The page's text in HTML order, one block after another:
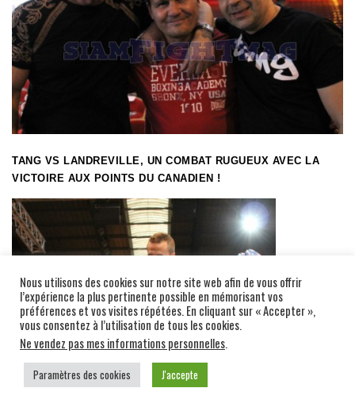
TANG VS LANDREVILLE, UN COMBAT RUGUEUX AVEC LA
VICTOIRE AUX POINTS DU CANADIEN !
Nous utilisons des cookies sur notre site web afin de vous offrir
l’expérience la plus pertinente possible en mémorisant vos
préférences et vos visites répétées. En cliquant sur « Accepter »,
vous consentez à l’utilisation de tous les cookies.
Ne vendez pas mes informations personnelles.
Paramètres des cookies J'accepte